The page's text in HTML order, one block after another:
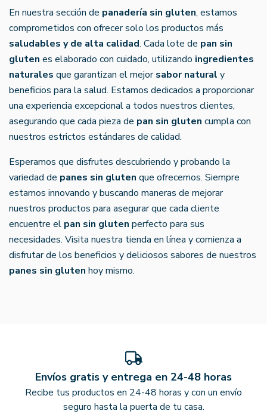
En nuestra sección de panadería sin gluten, estamos
comprometidos con ofrecer solo los productos más
saludables y de alta calidad. Cada lote de pan sin
gluten es elaborado con cuidado, utilizando ingredientes
naturales que garantizan el mejorsabor natural y
beneficios para la salud. Estamos dedicados a proporcionar
una experiencia excepcional a todos nuestros clientes,
asegurando que cada pieza de pan sin gluten cumpla con
nuestros estrictos estándares de calidad.
Esperamos que disfrutes descubriendo y probando la
variedad de panes sin gluten que ofrecemos. Siempre
estamos innovando y buscando maneras de mejorar
nuestros productos para asegurar que cada cliente
encuentre el pan sin gluten perfecto para sus
necesidades. Visita nuestra tienda en línea y comienza a
disfrutar de los beneficios y deliciosos sabores de nuestros
panes sin gluten hoy mismo.
Envíos gratis y entrega en 24-48 horas
Recibe tus productos en 24-48 horas y con un envío
seguro hasta la puerta de tu casa.